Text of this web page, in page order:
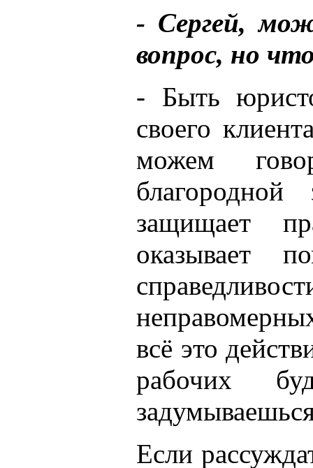
- Сергей,
вопрос, но
- Быть
своего
можем
защищает
оказывает
всё это
рабочих
Если